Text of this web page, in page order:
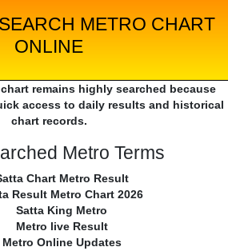
METRO CHART
ONLINE
remains highly searched because
access to daily results and historical
chart records.
Metro Terms
Chart Metro Result
Result Metro Chart 2026
Satta King Metro
Metro live Result
Metro Online Updates